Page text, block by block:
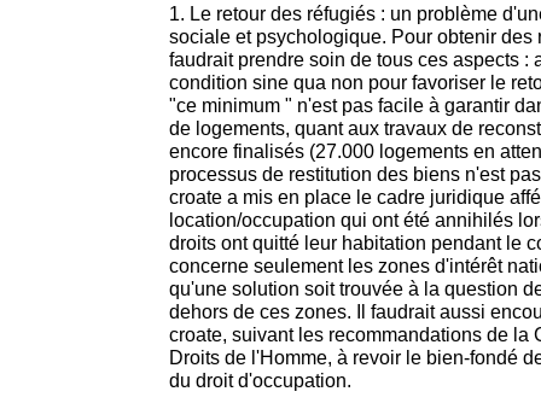
1. Le retour des réfugiés : un problème
sociale et psychologique. Pour obtenir des
faudrait prendre soin de tous ces aspects :
condition sine qua non pour favoriser le
"ce minimum " n'est pas facile à garantir
de logements, quant aux travaux de
encore finalisés (27.000 logements en
processus de restitution des biens n'est
croate a mis en place le cadre juridique
location/occupation qui ont été annihilés
droits ont quitté leur habitation pendant le
concerne seulement les zones d'intérêt
qu'une solution soit trouvée à la question
dehors de ces zones. Il faudrait aussi
croate, suivant les recommandations de la
Droits de l'Homme, à revoir le bien-fondé
du droit d'occupation.